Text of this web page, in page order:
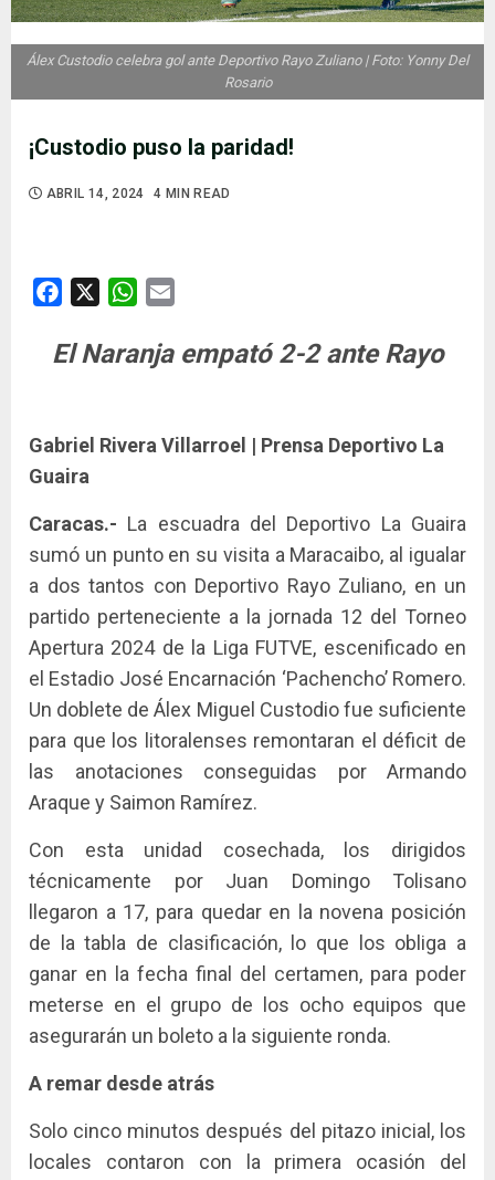
¡Custodio puso la paridad!
ABRIL 14, 2024 4 MIN READ
Álex Custodio celebra gol ante Deportivo Rayo Zuliano | Foto: Yonny Del
Rosario
Facebook WhatsApp
El Naranja empató 2-2 ante Rayo
Gabriel Rivera Villarroel | Prensa Deportivo La
Guaira
Caracas.- La escuadra del Deportivo La Guaira
sumó un punto en su visita a Maracaibo, al igualar
a dos tantos con Deportivo Rayo Zuliano, en un
partido perteneciente a la jornada 12 del Torneo
Apertura 2024 de la Liga FUTVE, escenificado en
el Estadio José Encarnación ‘Pachencho’ Romero.
Un doblete de Álex Miguel Custodio fue suficiente
para que los litoralenses remontaran el déficit de
las anotaciones conseguidas por Armando
Araque y Saimon Ramírez.
Con esta unidad cosechada, los dirigidos
técnicamente por Juan Domingo Tolisano
llegaron a 17, para quedar en la novena posición
de la tabla de clasificación, lo que los obliga a
ganar en la fecha final del certamen, para poder
meterse en el grupo de los ocho equipos que
asegurarán un boleto a la siguiente ronda.
A remar desde atrás
Solo cinco minutos después del pitazo inicial, los
locales contaron con la primera ocasión del